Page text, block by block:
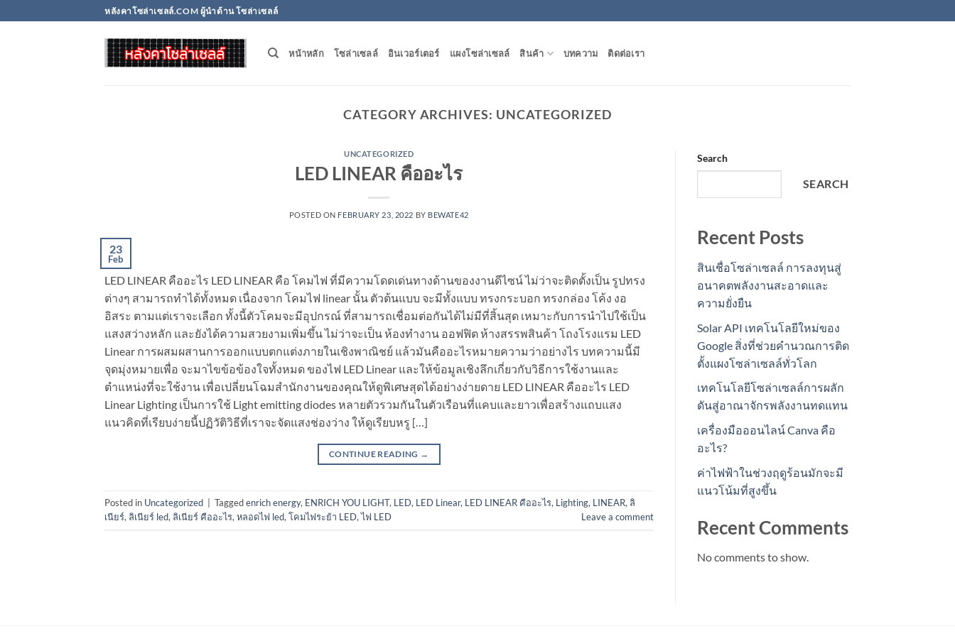
to
หลังคาโซล่าเซลล์.COM ผู้นำด้าน โซล่าเซลล์
หน้าหลัก โซล่าเซลล์ อินเวอร์เตอร์ แผงโซล่าเซลล์ สินค้า บทความ ติดต่อเรา
CATEGORY ARCHIVES: UNCATEGORIZED
UNCATEGORIZED
LED LINEAR คืออะไร
POSTED ON FEBRUARY 23, 2022 BY BEWATE42
23
Feb
LED LINEAR คืออะไร LED LINEAR คือ โคมไฟ ที่มีความโดดเด่นทางด้านของงานดีไซน์ ไม่ว่าจะติดตั้งเป็น รูปทรง
ต่างๆ สามารถทำได้ทั้งหมด เนื่องจาก โคมไฟ linear นั้น ตัวต้นแบบ จะมีทั้งแบบ ทรงกระบอก ทรงกล่อง โค้ง งอ
อิสระ ตามแต่เราจะเลือก ทั้งนี้ตัวโคมจะมีอุปกรณ์ ที่สามารถเชื่อมต่อกันได้ไม่มีที่สิ้นสุด เหมาะกับการนำไปใช้เป็น
แสงสว่างหลัก และยังได้ความสวยงามเพิ่มขึ้น ไม่ว่าจะเป็น ห้องทำงาน ออฟฟิต ห้างสรรพสินค้า โถงโรงแรม LED
Linear การผสมผสานการออกแบบตกแต่งภายในเชิงพาณิชย์ แล้วมันคืออะไรหมายความว่าอย่างไร บทความนี้มี
จุดมุ่งหมายเพื่อ จะมาไขข้อข้องใจทั้งหมด ของไฟ LED Linear และให้ข้อมูลเชิงลึกเกี่ยวกับวิธีการใช้งานและ
ตำแหน่งที่จะใช้งาน เพื่อเปลี่ยนโฉมสำนักงานของคุณให้ดูพิเศษสุดได้อย่างง่ายดาย LED LINEAR คืออะไร LED
Linear Lighting เป็นการใช้ Light emitting diodes หลายตัวรวมกันในตัวเรือนที่แคบและยาวเพื่อสร้างแถบแสง
แนวคิดที่เรียบง่ายนี้ปฏิวัติวิธีที่เราจะจัดแสงช่องว่าง ให้ดูเรียบหรู […]
CONTINUE READING →
Posted in Uncategorized Taggedenrich energy, ENRICH YOU LIGHT, LED, LED Linear, LED LINEAR คืออะไร, Lighting, LINEAR, ลิ
เนียร์, ลิเนียร์ led, ลิเนียร์ คืออะไร, หลอดไฟ led, โคมไฟระย้า LED,ไฟ LED Leave a comment
Search
SEARCH
Recent Posts
สินเชื่อโซล่าเซลล์ การลงทุนสู่
อนาคตพลังงานสะอาดและ
ความยั่งยืน
Solar API เทคโนโลยีใหม่ของ
Google สิ่งที่ช่วยคำนวณการติด
ตั้งแผงโซล่าเซลล์ทั่วโลก
เทคโนโลยีโซล่าเซลล์การผลัก
ดันสู่อาณาจักรพลังงานทดแทน
เครื่องมือออนไลน์ Canva คือ
อะไร?
ค่าไฟฟ้าในช่วงฤดูร้อนมักจะมี
แนวโน้มที่สูงขึ้น
Recent Comments
No comments to show.